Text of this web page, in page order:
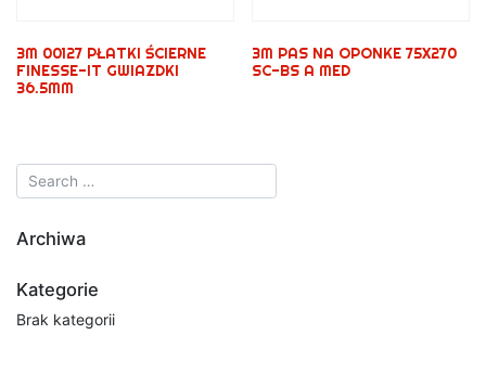
3M 00127 PŁATKI ŚCIERNE
FINESSE-IT GWIAZDKI
36.5MM
3M PAS NA OPONKE 75X270
SC-BS A MED
Archiwa
Kategorie
Brak kategorii